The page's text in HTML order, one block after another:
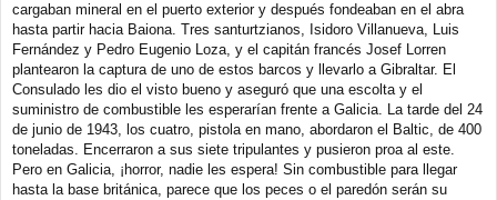
cargaban mineral en el puerto exterior y después fondeaban en el abra
hasta partir hacia Baiona. Tres santurtzianos, Isidoro Villanueva, Luis
Fernández y Pedro Eugenio Loza, y el capitán francés Josef Lorren
plantearon la captura de uno de estos barcos y llevarlo a Gibraltar. El
Consulado les dio el visto bueno y aseguró que una escolta y el
suministro de combustible les esperarían frente a Galicia. La tarde del 24
de junio de 1943, los cuatro, pistola en mano, abordaron el Baltic, de 400
toneladas. Encerraron a sus siete tripulantes y pusieron proa al este.
Pero en Galicia, ¡horror, nadie les espera! Sin combustible para llegar
hasta la base británica, parece que los peces o el paredón serán su